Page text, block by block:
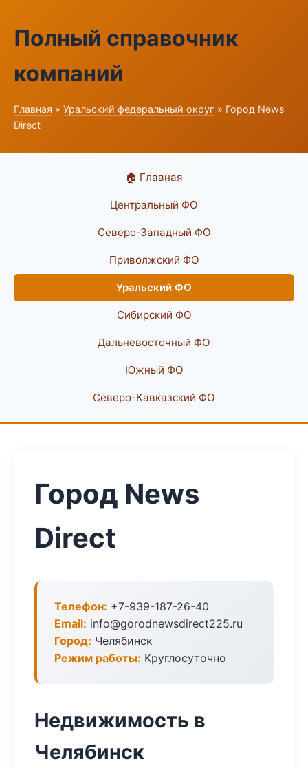
Полный справочник
компаний
Главная » Уральский федеральный округ » Город News
Direct
🏠 Главная
Центральный ФО
Северо-Западный ФО
Приволжский ФО
Уральский ФО
Сибирский ФО
Дальневосточный ФО
Южный ФО
Северо-Кавказский ФО
Город News
Direct
Телефон: +7-939-187-26-40
Email: info@gorodnewsdirect225.ru
Город: Челябинск
Режим работы: Круглосуточно
Недвижимость в
Челябинск